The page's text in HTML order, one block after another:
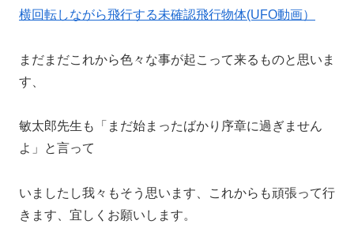
横回転しながら飛行する未確認飛行物体(UFO動画）
まだまだこれから色々な事が起こって来るものと思いま
す、
敏太郎先生も「まだ始まったばかり序章に過ぎません
よ」と言って
いましたし我々もそう思います、これからも頑張って行
きます、宜しくお願いします。